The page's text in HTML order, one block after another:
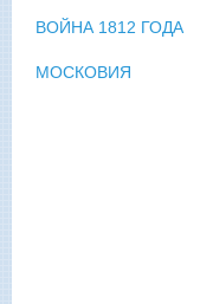
ВОЙНА 1812 ГОДА
МОСКОВИЯ